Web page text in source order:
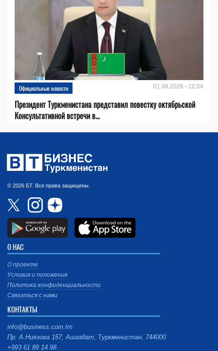
Официальные новости 01.08.2026 - 12:04
Президент Туркменистана представил повестку октябрьской
Консультативной встречи в...
© 2026 БТ. Все права защищены.
О НАС
О проекте
Условия и положения
Политика конфиденциальности
Связаться с нами
КОНТАКТЫ
info@business.com.tm
Пр. А.Ниязова 157, Ашгабат, Туркменистан, 744000
+993 61 89 14 98